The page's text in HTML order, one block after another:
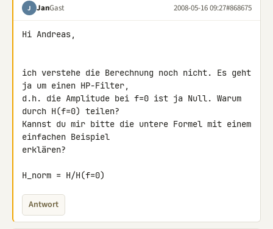
J JanGast 2008-05-16 09:27#868675
Hi Andreas,
ich verstehe die Berechnung noch nicht. Es geht
ja um einen HP-Filter,
d.h. die Amplitude bei f=0 ist ja Null. Warum
durch H(f=0) teilen?
Kannst du mir bitte die untere Formel mit einem
einfachen Beispiel
erklären?
H_norm = H/H(f=0)
Antwort